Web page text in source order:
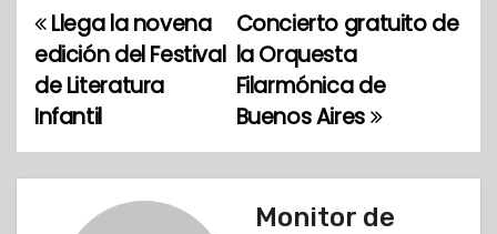
N
a
v
e
Concierto gratuito de
la Orquesta
Filarmónica de
Buenos Aires
Llega la novena
edición del Festival
de Literatura
Infantil
Monitor de